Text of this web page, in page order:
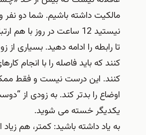
مالکیت داشته باشیم. شما دو نفر
نیستید 12 ساعت در روز با هم
تا رابطه را ادامه دهید. بسیاری
کنند که باید فاصله را با انجام
کنند. این درست نیست و فقط
اوضاع را بدتر کند. به زودی از
یکدیگر خسته می شوید.
به یاد داشته باشید: کمتر، هم